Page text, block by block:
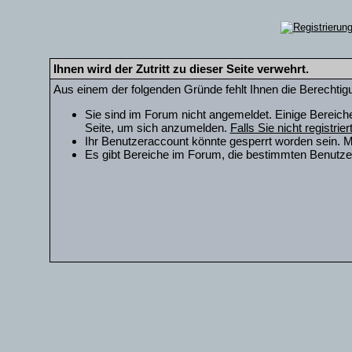
Ihnen wird der Zutritt zu dieser Seite verwehrt.
Aus einem der folgenden Gründe fehlt Ihnen die
Sie sind im Forum nicht angemeldet. Einige
Seite, um sich anzumelden. Falls Sie nicht
Ihr Benutzeraccount könnte gesperrt worden sein.
Es gibt Bereiche im Forum, die bestimmten